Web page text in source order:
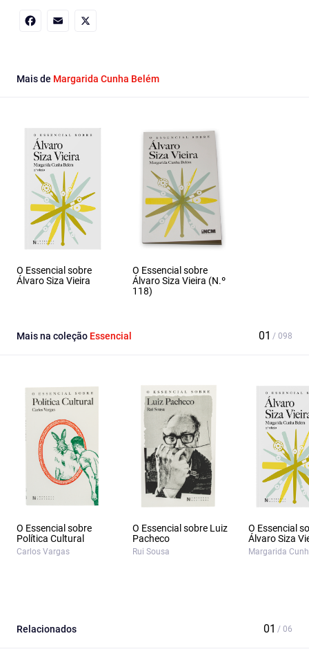
Mais de Margarida Cunha Belém
O Essencial sobre
Álvaro Siza Vieira
O Essencial sobre
Álvaro Siza Vieira (N.º
118)
Mais na coleção Essencial
O Essencial sobre
Política Cultural
Carlos Vargas
O Essencial sobre Luiz
Pacheco
Rui Sousa
O Essencial
Álvaro Siza
Margarida
Relacionados